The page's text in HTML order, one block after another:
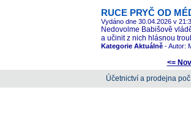
RUCE PRYČ OD
Vydáno dne 30.04.2026 v
Nedovolme Babišově
a učinit z nich hlásnou
Kategorie Aktuálně - Autor:
<=
Účetnictví a prodejna